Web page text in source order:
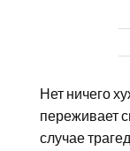
Нет ничего
переживает
случае